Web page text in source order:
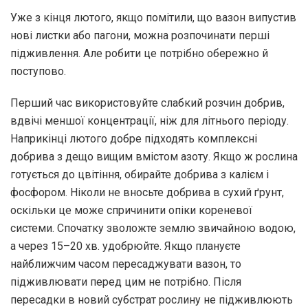
Уже з кінця лютого, якщо помітили, що вазон випустив
нові листки або пагони, можна розпочинати перші
підживлення. Але робити це потрібно обережно й
поступово.
Перший час використовуйте слабкий розчин добрив,
вдвічі меншої концентрації, ніж для літнього періоду.
Наприкінці лютого добре підходять комплексні
добрива з дещо вищим вмістом азоту. Якщо ж рослина
готується до цвітіння, обирайте добрива з калієм і
фосфором. Ніколи не вносьте добрива в сухий ґрунт,
оскільки це може спричинити опіки кореневої
системи. Спочатку зволожте землю звичайною водою,
а через 15–20 хв. удобрюйте. Якщо плануєте
найближчим часом пересаджувати вазон, то
підживлювати перед цим не потрібно. Після
пересадки в новий субстрат рослину не підживлюють